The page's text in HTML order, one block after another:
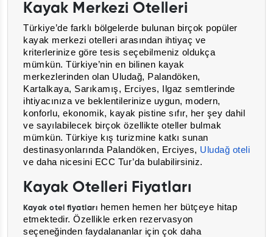
Kayak Merkezi Otelleri
Türkiye’de farklı bölgelerde bulunan birçok popüler
kayak merkezi otelleri arasından ihtiyaç ve
kriterlerinize göre tesis seçebilmeniz oldukça
mümkün. Türkiye’nin en bilinen kayak
merkezlerinden olan Uludağ, Palandöken,
Kartalkaya, Sarıkamış, Erciyes, Ilgaz semtlerinde
ihtiyacınıza ve beklentilerinize uygun, modern,
konforlu, ekonomik, kayak pistine sıfır, her şey dahil
ve sayılabilecek birçok özellikte oteller bulmak
mümkün. Türkiye kış turizmine katkı sunan
destinasyonlarında Palandöken, Erciyes, Uludağ oteli
ve daha nicesini ECC Tur’da bulabilirsiniz.
Kayak Otelleri Fiyatları
Kayak otel fiyatları hemen hemen her bütçeye hitap
etmektedir. Özellikle erken rezervasyon
seçeneğinden faydalananlar için çok daha